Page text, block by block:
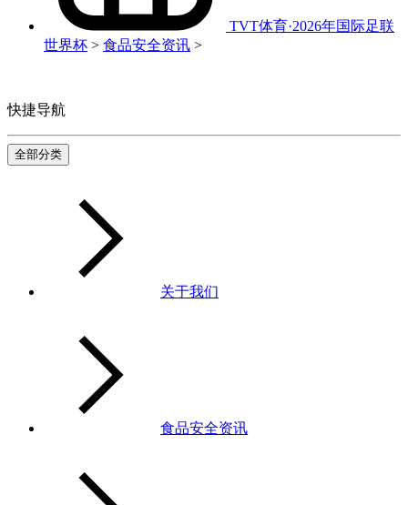
TVT体育·2026年国际足联
世界杯 > 食品安全资讯 >
快捷导航
全部分类
关于我们
食品安全资讯